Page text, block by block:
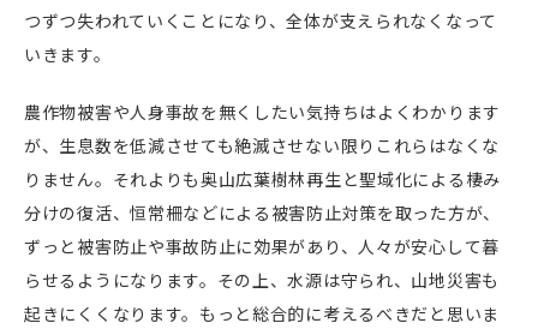
つずつ失われていくことになり、全体が支えられなくなって
いきます。
農作物被害や人身事故を無くしたい気持ちはよくわかります
が、生息数を低減させても絶滅させない限りこれらはなくな
りません。それよりも奥山広葉樹林再生と聖域化による棲み
分けの復活、恒常柵などによる被害防止対策を取った方が、
ずっと被害防止や事故防止に効果があり、人々が安心して暮
らせるようになります。その上、水源は守られ、山地災害も
起きにくくなります。もっと総合的に考えるべきだと思いま